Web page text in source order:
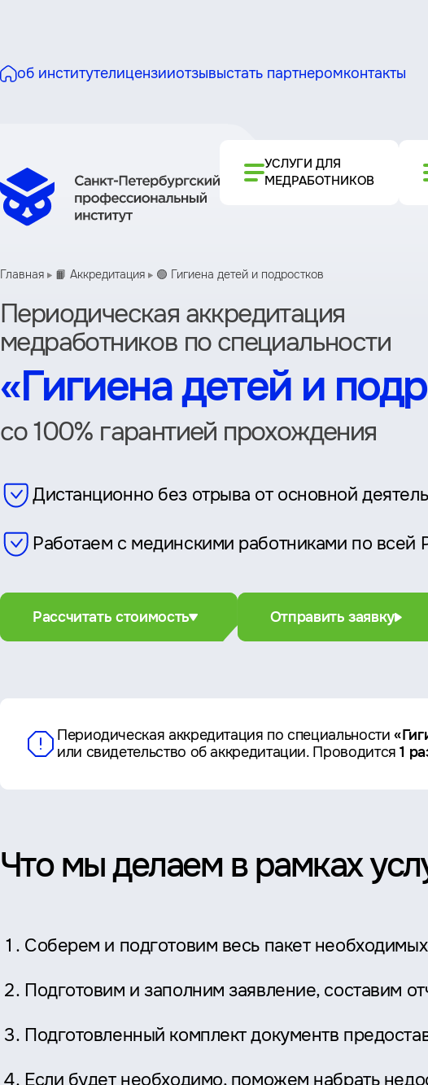
об институтелицензииотзывыстать партнеромконтакты
УСЛУГИ ДЛЯ
МЕДРАБОТНИКОВ
Главная 📙 Аккредитация 🟢 Гигиена детей и подростков
Периодическая аккредитация
медработников по специальности
«Гигиена детей и
со 100% гарантией прохождения
Дистанционно без отрыва от основной
Работаем с мединскими работниками по всей
Рассчитать стоимость Отправить заявку
Периодическая аккредитация по специальности
или свидетельство об аккредитации. Проводится1
Что мы делаем в рамках
Соберем и подготовим весь пакет
Подготовим и заполним заявление, составим
Подготовленный комплект документв
Если будет необходимо, поможем набрать